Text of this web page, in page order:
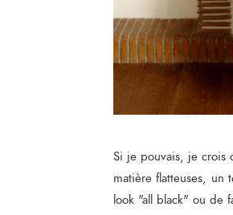
Si je pouvais, je crois
matière flatteuses,
look "all black" ou de